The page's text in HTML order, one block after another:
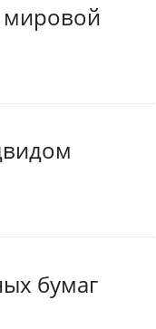
мировой
бумаг